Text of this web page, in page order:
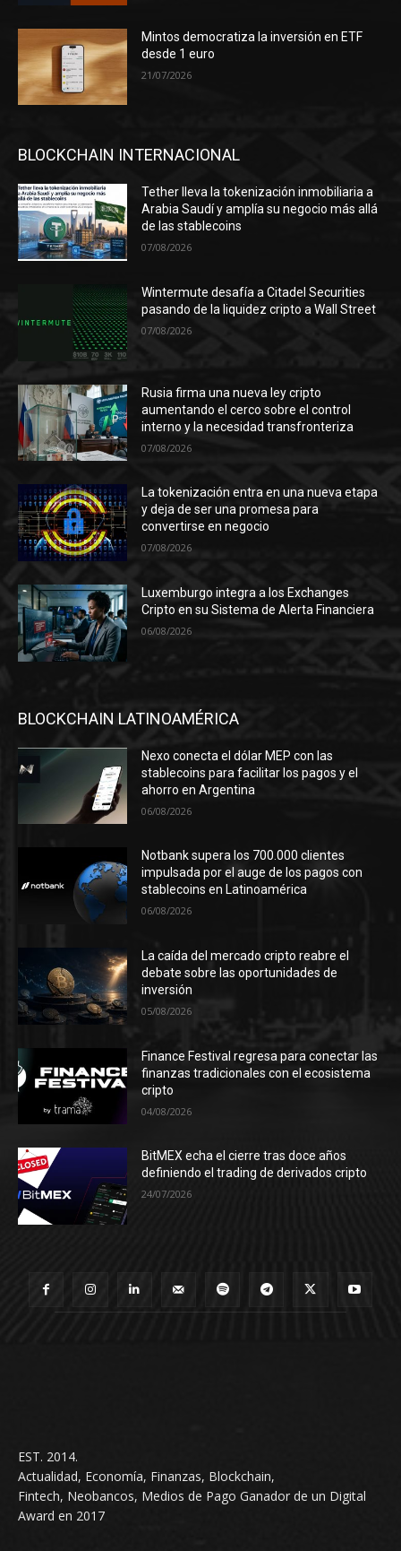
Mintos democratiza la inversión en ETF
desde 1 euro
21/07/2026
BLOCKCHAIN INTERNACIONAL
Tether lleva la tokenización inmobiliaria a
Arabia Saudí y amplía su negocio más allá
de las stablecoins
07/08/2026
Wintermute desafía a Citadel Securities
pasando de la liquidez cripto a Wall Street
07/08/2026
Rusia firma una nueva ley cripto
aumentando el cerco sobre el control
interno y la necesidad transfronteriza
07/08/2026
La tokenización entra en una nueva etapa
y deja de ser una promesa para
convertirse en negocio
07/08/2026
Luxemburgo integra a los Exchanges
Cripto en su Sistema de Alerta Financiera
06/08/2026
BLOCKCHAIN LATINOAMÉRICA
Nexo conecta el dólar MEP con las
stablecoins para facilitar los pagos y el
ahorro en Argentina
06/08/2026
Notbank supera los 700.000 clientes
impulsada por el auge de los pagos con
stablecoins en Latinoamérica
06/08/2026
La caída del mercado cripto reabre el
debate sobre las oportunidades de
inversión
05/08/2026
Finance Festival regresa para conectar las
finanzas tradicionales con el ecosistema
cripto
04/08/2026
BitMEX echa el cierre tras doce años
definiendo el trading de derivados cripto
24/07/2026
EST. 2014.
Actualidad, Economía, Finanzas, Blockchain,
Fintech, Neobancos, Medios de Pago Ganador de un Digital
Award en 2017